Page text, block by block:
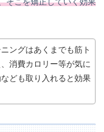
そこを矯正していく効果
ングはあくまでも筋ト
消費カロリー等が気に
ども取り入れると効果